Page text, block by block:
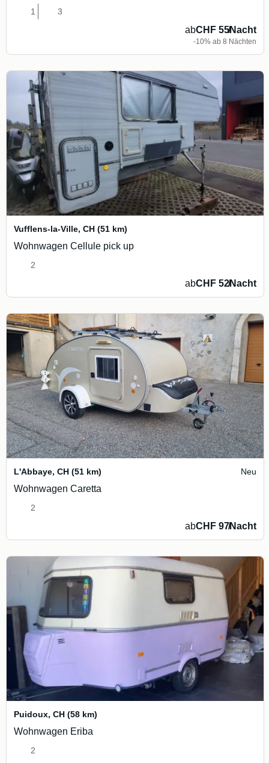
1 3
abCHF 55/Nacht
-10% ab 8 Nächten
Vufflens-la-Ville, CH (51 km)
Wohnwagen Cellule pick up
2
abCHF 52/Nacht
L'Abbaye, CH (51 km) Neu
Wohnwagen Caretta
2
abCHF 97/Nacht
Puidoux, CH (58 km)
Wohnwagen Eriba
2